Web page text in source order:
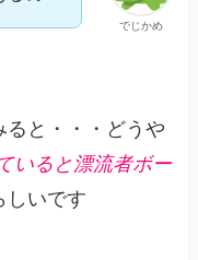
でじかめ
と・・・どうや
いると漂流者ボー
しいです